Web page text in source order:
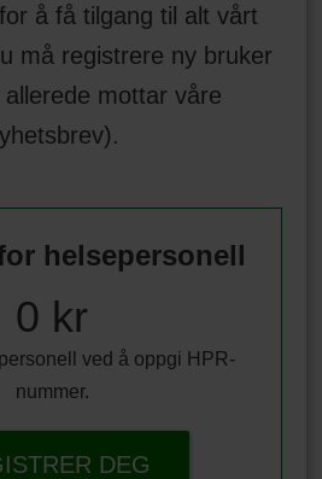
å få tilgang til alt vårt
må registrere ny bruker
mottar våre
helsepersonell
0 kr
ved å oppgi HPR-
nummer.
DEG